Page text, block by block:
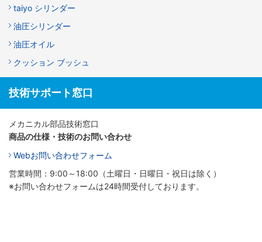
taiyo シリンダー
油圧シリンダー
油圧オイル
クッション ブッシュ
技術サポート窓口
メカニカル部品技術窓口
商品の仕様・技術のお問い合わせ
Webお問い合わせフォーム
営業時間：9:00～18:00（土曜日・日曜日・祝日は除く）
※お問い合わせフォームは24時間受付しております。